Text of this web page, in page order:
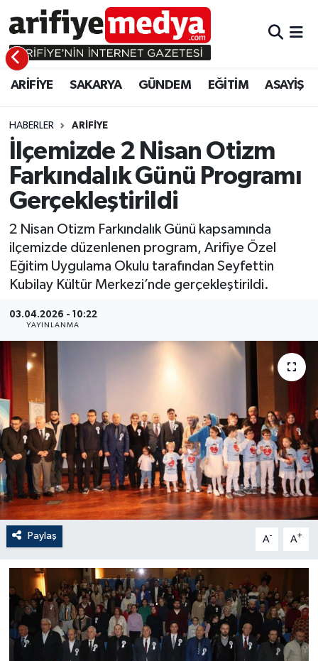
ARİFİYE SAKARYA GÜNDEM EĞİTİM ASAYİŞ
HABERLER ARİFİYE
İlçemizde 2 Nisan Otizm
Farkındalık Günü Programı
Gerçekleştirildi
2 Nisan Otizm Farkındalık Günü kapsamında
ilçemizde düzenlenen program, Arifiye Özel
Eğitim Uygulama Okulu tarafından Seyfettin
Kubilay Kültür Merkezi’nde gerçekleştirildi.
03.04.2026 - 10:22
YAYINLANMA
Paylaş A- A+
ARİFİYE
SAKARYA
GÜNDEM
EĞİTİM
ASAYİŞ
EKONOMİ
ARİFİYE
GÜNDEM
EĞİTİM
EKONOMİ
ASAYİŞ
Sakarya Hava Durumu
Sakarya Namaz Vakitleri
Sakarya Trafik Yoğunluk Haritası
Süper Lig Puan Durumu ve Fikstür
Tüm Manşetler
Son Dakika Haberleri
Haber Arşivi